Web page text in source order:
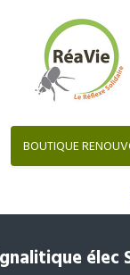
BOUTIQUE
élec